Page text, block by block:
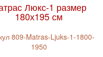
Люкс-1 размер
180х195 см
809-Matras-Ljuks-1-1800-
1950